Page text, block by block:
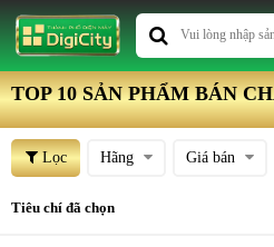
TOP 10 SẢN PHẨM BÁN
Lọc Hãng Giá bán
Tiêu chí đã chọn